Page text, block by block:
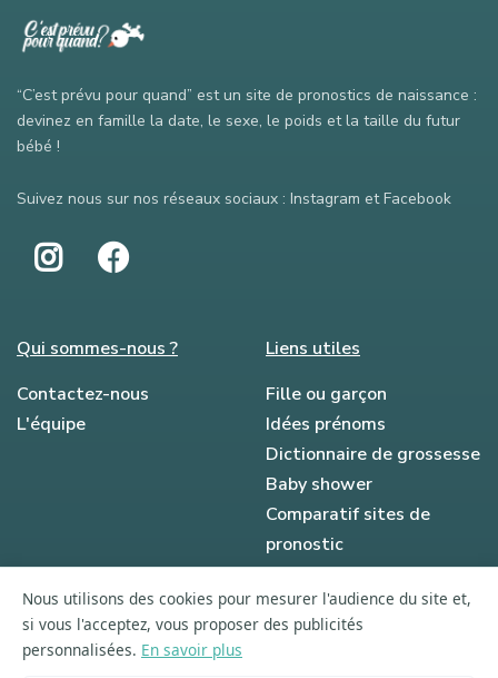
“C’est prévu pour quand” est un site de pronostics de naissance :
devinez en famille la date, le sexe, le poids et la taille du futur
bébé !
Suivez nous sur nos réseaux sociaux : Instagram et Facebook
Qui sommes-nous ?
Contactez-nous
L'équipe
Liens utiles
Fille ou garçon
Idées prénoms
Dictionnaire de grossesse
Baby shower
Comparatif sites de
pronostic
Ils parlent de nous
Le blog
Nous utilisons des cookies pour mesurer l'audience du site et,
si vous l'acceptez, vous proposer des publicités
personnalisées. En savoir plus